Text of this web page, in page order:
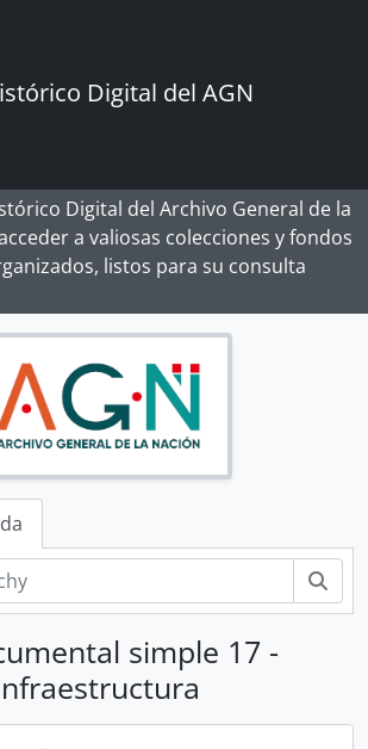
Digital del AGN
Digital del Archivo General de la
a valiosas colecciones y fondos
listos para su consulta
simple 17 -
[Subsección] OL 13
[Subsección] OL 16
[Subsección] OL 17
[Subsección] OL 18
[Subsección] OL 20
[Subsección] OL 22
[Subsección] OL 23
[Subsección] OL 24
[Subsección] OL 25
[Subsección] OL 26
[Subsección] OL 27
[Subsección] OL 28
[Subsección] OL 28a
[Subsección] OL 29
[Subsección] OL 30
[Subsección] OL 31
[Subsección] OL 32